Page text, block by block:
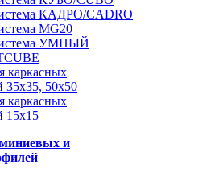
КАДРО/CADRO
MG20
УМНЫЙ
каркасных
35x35, 50x50
каркасных
15х15
и